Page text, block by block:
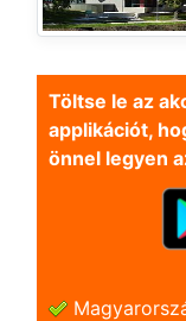
Töltse le az
applikációt,
önnel legyen